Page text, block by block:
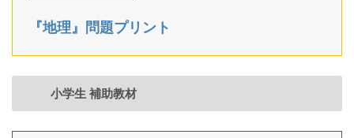
『地理』問題プリント
小学生 補助教材